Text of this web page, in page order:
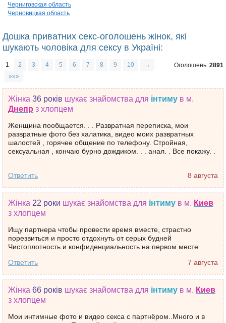
Черниговская область
Черновицкая область
Дошка приватних секс-оголошень жінок, які
шукають чоловіка для сексу в Україні:
Оголошень: 2891
1 2 3 4 5 6 7 8 9 10
→
»»»
Жінка 36 років шукає знайомства для інтиму в м.
Днепр з хлопцем
Женщина пообщается. . . Развратная переписка, мои
развратные фото без халатика, видео моих развратных
шалостей , горячее общение по телефону. Стройная,
сексуальная , кончаю бурно дождиком. . . анал. . Все покажу. .
8 августа
Ответить
Жінка 22 роки шукає знайомства для інтиму в м. Киев
з хлопцем
Ищу партнера чтобы провести время вместе, страстно
порезвиться и просто отдохнуть от серых будней
Чистоплотность и конфиденциальность на первом месте
7 августа
Ответить
Жінка 66 років шукає знайомства для інтиму в м. Киев
з хлопцем
Мои интимные фото и видео секса с партнёром..Много и в